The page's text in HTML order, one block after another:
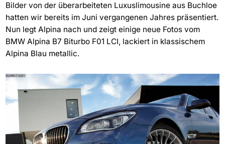
Bilder von der überarbeiteten Luxuslimousine aus Buchloe
hatten wir bereits im Juni vergangenen Jahres präsentiert.
Nun legt Alpina nach und zeigt einige neue Fotos vom
BMW Alpina B7 Biturbo F01 LCI, lackiert in klassischem
Alpina Blau metallic.